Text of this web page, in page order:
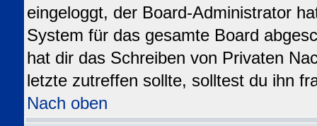
eingeloggt, der Board-Administrator
System für das gesamte Board
hat dir das Schreiben von Privaten
letzte zutreffen sollte, solltest du ihn
Nach oben